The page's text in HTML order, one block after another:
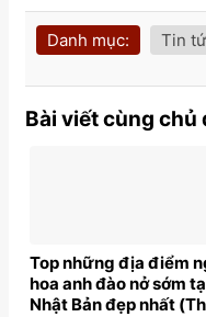
Danh mục: Tin
Bài viết cùng chủ
Top những địa điểm
hoa anh đào nở sớm
Nhật Bản đẹp nhất